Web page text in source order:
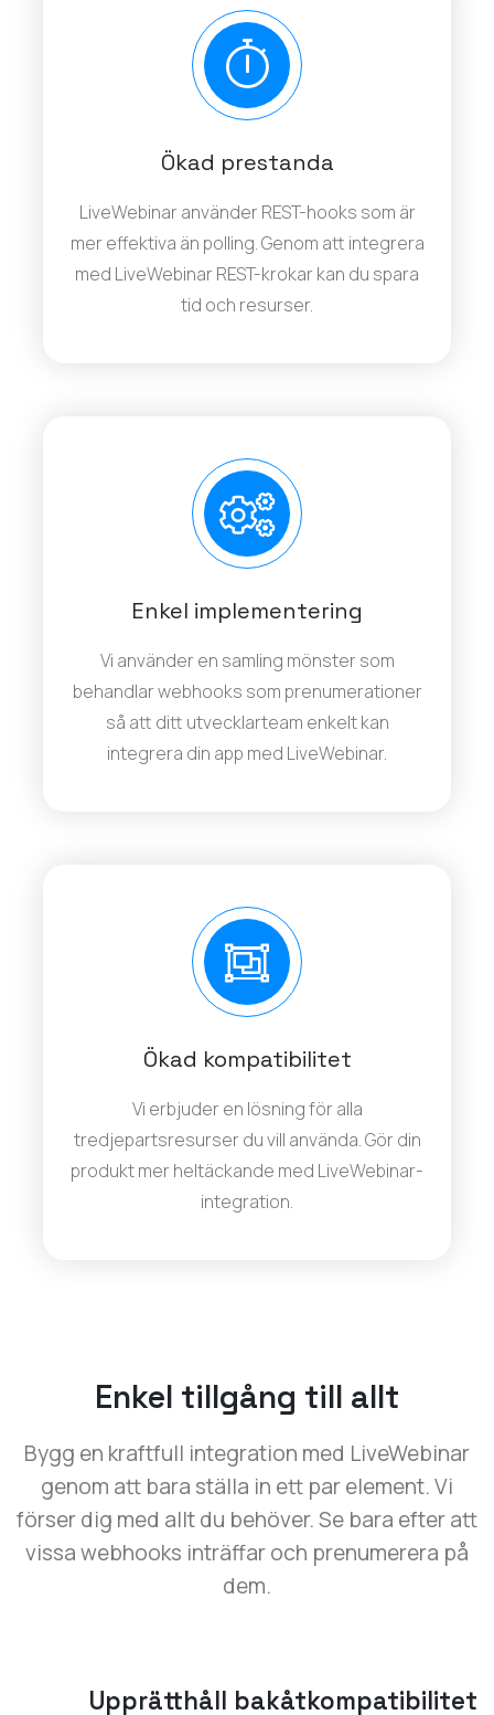
Ökad prestanda
LiveWebinar använder REST-hooks som är
mer effektiva än polling. Genom att integrera
med LiveWebinar REST-krokar kan du spara
tid och resurser.
Enkel implementering
Vi använder en samling mönster som
behandlar webhooks som prenumerationer
så att ditt utvecklarteam enkelt kan
integrera din app med LiveWebinar.
Ökad kompatibilitet
Vi erbjuder en lösning för alla
tredjepartsresurser du vill använda. Gör din
produkt mer heltäckande med LiveWebinar-
integration.
Enkel tillgång till allt
Bygg en kraftfull integration med LiveWebinar
genom att bara ställa in ett par element. Vi
förser dig med allt du behöver. Se bara efter att
vissa webhooks inträffar och prenumerera på
dem.
Upprätthåll bakåtkompatibilitet